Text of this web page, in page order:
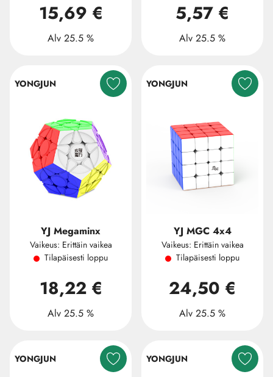
15,69 €
Alv 25.5 %
5,57 €
Alv 25.5 %
YONGJUN
YJ Megaminx
Vaikeus: Erittäin vaikea
Tilapäisesti loppu
18,22 €
Alv 25.5 %
YONGJUN
YJ MGC 4x4
Vaikeus: Erittäin vaikea
Tilapäisesti loppu
24,50 €
Alv 25.5 %
YONGJUN YONGJUN